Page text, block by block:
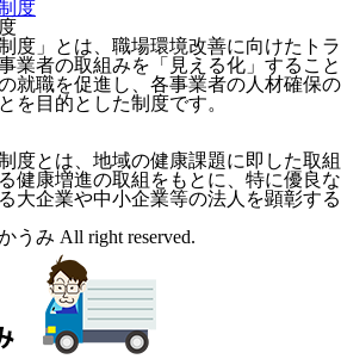
度」とは、職場環境改善に向けたトラ
業者の取組みを「見える化」すること
就職を促進し、各事業者の人材確保の
を目的とした制度です。
度とは、地域の健康課題に即した取組
健康増進の取組をもとに、特に優良な
大企業や中小企業等の法人を顕彰する
うみ All right reserved.